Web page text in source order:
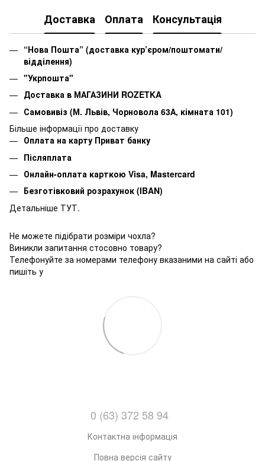
Доставка Оплата Консультація
“Нова Пошта” (доставка кур’єром/поштомати/
відділення)
"Укрпошта"
Доставка в МАГАЗИНИ ROZETKA
Самовивіз (М. Львів, Чорновола 63А, кімната 101)
Більше інформації про доставку
Оплата на карту Приват банку
Післяплата
Онлайн-оплата карткою Visa, Mastercard
Безготівковий розрахунок (IBAN)
Детальніше ТУТ.
Не можете підібрати розміри чохла?
Виникли запитання стосовно товару?
Телефонуйте за номерами телефону вказаними на сайті або
пишіть у
0 (63) 372 58 94
Контактна інформація
Повна версія сайту